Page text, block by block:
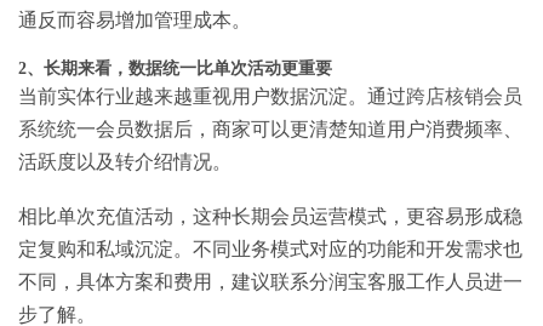
通反而容易增加管理成本。
2、长期来看，数据统一比单次活动更重要
当前实体行业越来越重视用户数据沉淀。通过跨店核销会员
系统统一会员数据后，商家可以更清楚知道用户消费频率、
活跃度以及转介绍情况。
相比单次充值活动，这种长期会员运营模式，更容易形成稳
定复购和私域沉淀。不同业务模式对应的功能和开发需求也
不同，具体方案和费用，建议联系分润宝客服工作人员进一
步了解。